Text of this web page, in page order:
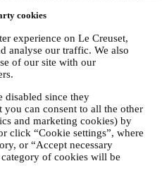
cookies
experience on Le Creuset,
analyse our traffic. We also
of our site with our
disabled since they
can consent to all the other
and marketing cookies) by
click “Cookie settings”, where
or “Accept necessary
of cookies will be
en nuestras tiendas Le Creuset,
concursos. Es posible que
datos sobre usted para
relacionados con nuestra
como contabilidad, facturación
de pago, detección de
sistemas, mantenimiento y
es posible que
con usted por razones
Por ejemplo, para enviarle la
utilizaremos sus datos
solicitudes enviadas a través